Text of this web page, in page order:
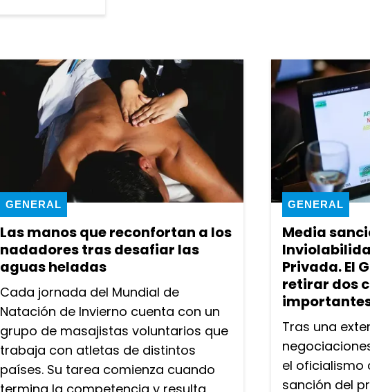
Las manos que reconfortan a los
nadadores tras desafiar las
aguas heladas
GENERAL
Cada jornada del Mundial de
Natación de Invierno cuenta con un
grupo de masajistas voluntarios que
trabaja con atletas de distintos
países. Su tarea comienza cuando
Media
Privada. El
retirar dos
GENERAL
Tras una
el oficialismo
sanción del